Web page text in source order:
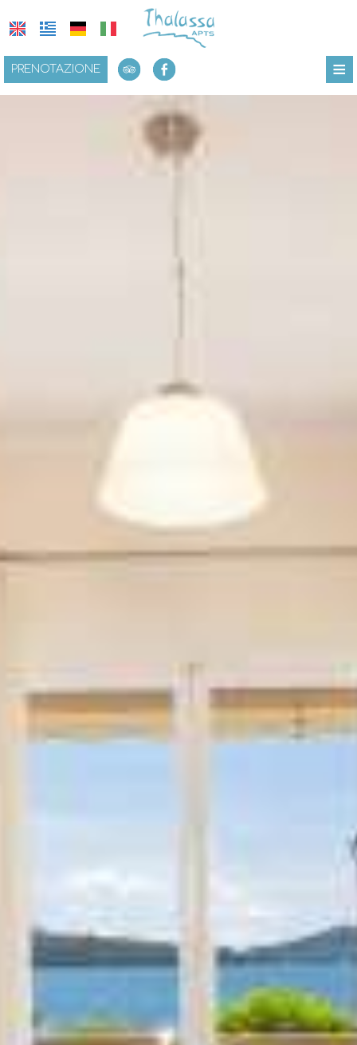
≡
PRENOTAZIONE
HOME
UBICAZIONE